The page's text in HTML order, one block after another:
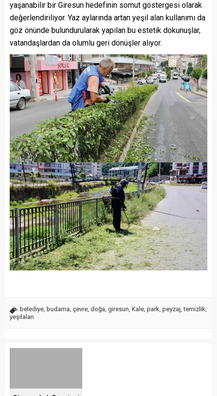
yaşanabilir bir Giresun hedefinin somut göstergesi olarak
değerlendiriliyor. Yaz aylarında artan yeşil alan kullanımı da
göz önünde bulundurularak yapılan bu estetik dokunuşlar,
vatandaşlardan da olumlu geri dönüşler alıyor.
belediye budama çevre doğa giresun Kale park peyzaj ,temizlik
yeşilalan